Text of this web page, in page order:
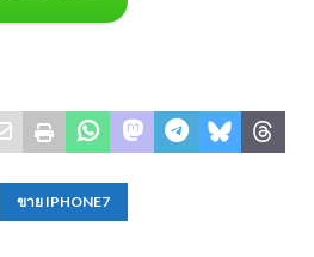
ขาย IPHONE7